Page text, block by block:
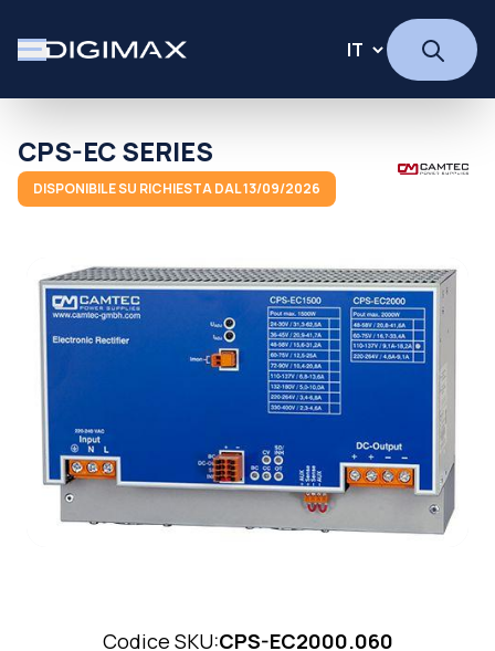
CPS-EC SERIES
DISPONIBILE SU RICHIESTA DAL 13/09/2026
Codice SKU:CPS-EC2000.060